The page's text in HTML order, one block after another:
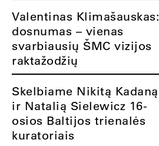
Valentinas Klimašauskas:
dosnumas – vienas
svarbiausių ŠMC vizijos
raktažodžių
Skelbiame Nikitą Kadaną
ir Natalią Sielewicz 16-
osios Baltijos trienalės
kuratoriais